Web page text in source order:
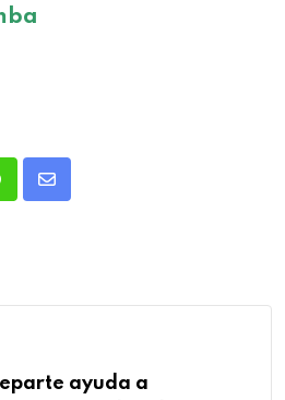
ayuda a